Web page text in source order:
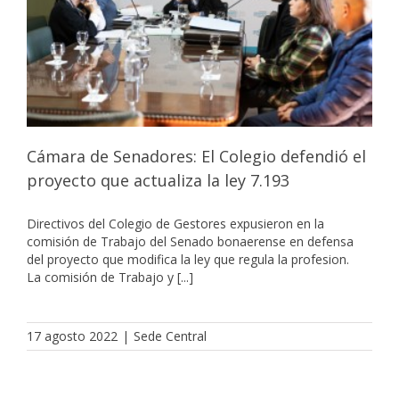
Cámara de Senadores: El Colegio defendió el
proyecto que actualiza la ley 7.193
Directivos del Colegio de Gestores expusieron en la
comisión de Trabajo del Senado bonaerense en defensa
del proyecto que modifica la ley que regula la profesion.
La comisión de Trabajo y [...]
17 agosto 2022 | Sede Central